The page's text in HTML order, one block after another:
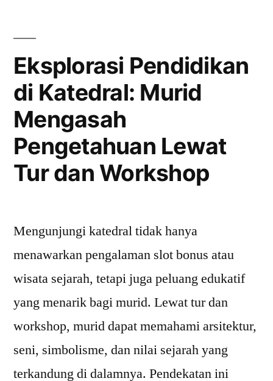
Terdampak?
Eksplorasi Pendidikan
di Katedral: Murid
Mengasah
Pengetahuan Lewat
Tur dan Workshop
Mengunjungi katedral tidak hanya
menawarkan pengalaman slot bonus atau
wisata sejarah, tetapi juga peluang edukatif
yang menarik bagi murid. Lewat tur dan
workshop, murid dapat memahami arsitektur,
seni, simbolisme, dan nilai sejarah yang
terkandung di dalamnya. Pendekatan ini